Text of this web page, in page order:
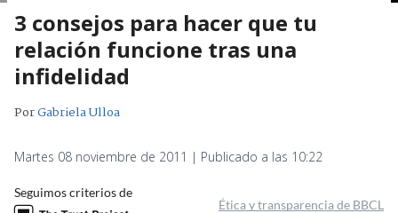
3 consejos para hacer que tu
relación funcione tras una
infidelidad
PorGabriela Ulloa
Martes 08 noviembre de 2011 | Publicado a las 10:22
Seguimos criterios de
Ética y transparencia de BBCL